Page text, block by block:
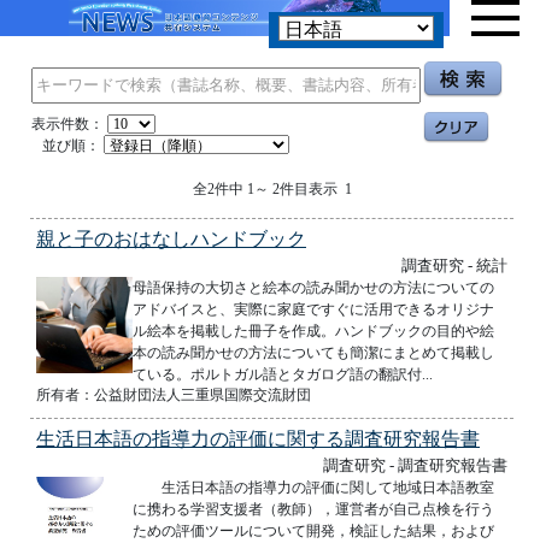
表示件数：
並び順：
全2件中 1～ 2件目表示 1
親と子のおはなしハンドブック
調査研究 - 統計
母語保持の大切さと絵本の読み聞かせの方法についての
アドバイスと、実際に家庭ですぐに活用できるオリジナ
ル絵本を掲載した冊子を作成。ハンドブックの目的や絵
本の読み聞かせの方法についても簡潔にまとめて掲載し
ている。ポルトガル語とタガログ語の翻訳付...
所有者：公益財団法人三重県国際交流財団
生活日本語の指導力の評価に関する調査研究報告書
調査研究 - 調査研究報告書
生活日本語の指導力の評価に関して地域日本語教室
に携わる学習支援者（教師），運営者が自己点検を行う
ための評価ツールについて開発，検証した結果，および